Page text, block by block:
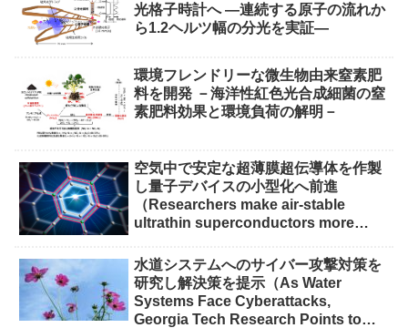
光格子時計へ ―連続する原子の流れか
ら1.2ヘルツ幅の分光を実証―
環境フレンドリーな微生物由来窒素肥
料を開発 －海洋性紅色光合成細菌の窒
素肥料効果と環境負荷の解明－
空気中で安定な超薄膜超伝導体を作製
し量子デバイスの小型化へ前進
（Researchers make air-stable
ultrathin superconductors more
水道システムへのサイバー攻撃対策を
研究し解決策を提示（As Water
Systems Face Cyberattacks,
Georgia Tech Research Points to